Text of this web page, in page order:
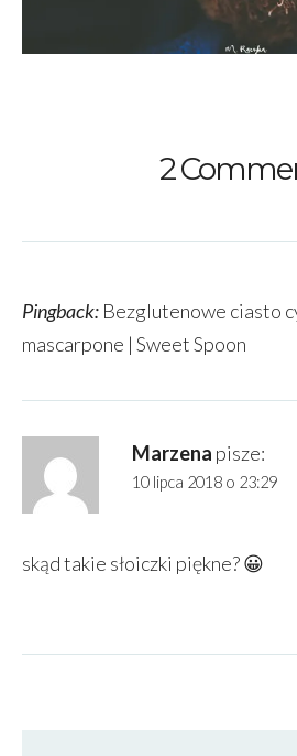
2
Pingback: Bezglutenowe ciasto
mascarpone | Sweet Spoon
Marzena pisze:
10 lipca 2018 o 23:29
skąd takie słoiczki piękne? 😀